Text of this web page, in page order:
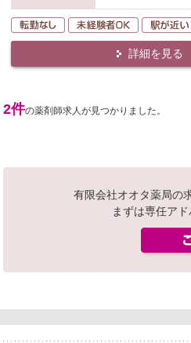
転勤なし 未経験者OK
詳細を見る
2件の薬剤師求人が見つかりました。
有限会社オオタ薬局の
まずは専任ア